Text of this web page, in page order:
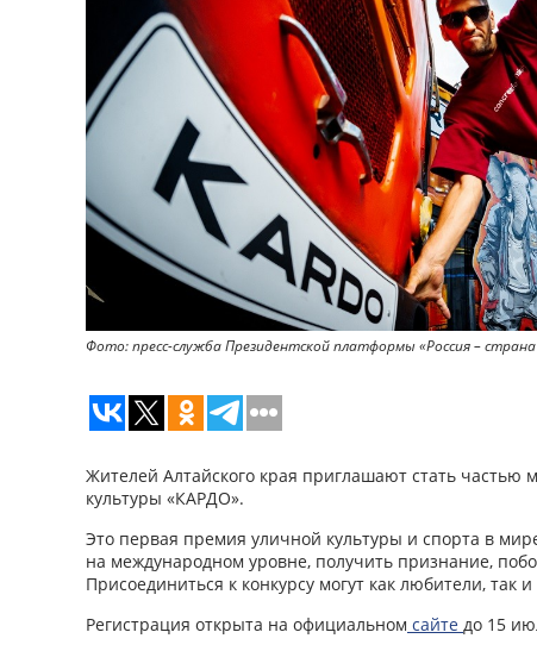
Фото: пресс-служба Президентской платформы «Россия –
Жителей Алтайского края приглашают стать частью
культуры «КАРДО».
Это первая премия уличной культуры и спорта в
на международном уровне, получить признание,
Присоединиться к конкурсу могут как любители, так
Регистрация открыта на официальном сайте до 15